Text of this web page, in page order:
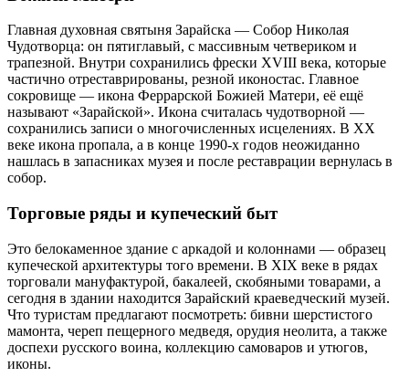
Главная духовная святыня Зарайска — Собор Николая
Чудотворца: он пятиглавый, с массивным четвериком и
трапезной. Внутри сохранились фрески XVIII века, которые
частично отреставрированы, резной иконостас. Главное
сокровище — икона Феррарской Божией Матери, её ещё
называют «Зарайской». Икона считалась чудотворной —
сохранились записи о многочисленных исцелениях. В XX
веке икона пропала, а в конце 1990-х годов неожиданно
нашлась в запасниках музея и после реставрации вернулась в
собор.
Торговые ряды и купеческий быт
Это белокаменное здание с аркадой и колоннами — образец
купеческой архитектуры того времени. В XIX веке в рядах
торговали мануфактурой, бакалеей, скобяными товарами, а
сегодня в здании находится Зарайский краеведческий музей.
Что туристам предлагают посмотреть: бивни шерстистого
мамонта, череп пещерного медведя, орудия неолита, а также
доспехи русского воина, коллекцию самоваров и утюгов,
иконы.